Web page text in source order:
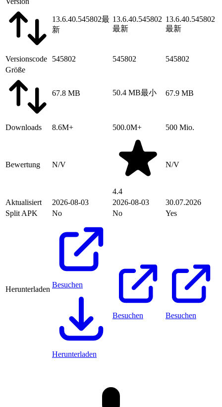
13.6.40.545802最
新
13.6.40.545802
最新
13.6.40.545802
最新
Versionscode 545802 545802
545802
Größe
67.8 MB 50.4 MB最小 67.9 MB
Downloads 8.6M+ 500.0M+ 500 Mio.
Bewertung N/V
4.4
N/V
Aktualisiert 2026-08-03 2026-08-03
30.07.2026
Split APK
No No Yes
Herunterladen
Besuchen
Herunterladen
Besuchen Besuchen